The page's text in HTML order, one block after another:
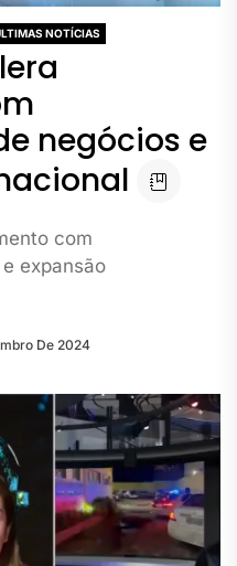
NOTÍCIAS
negócios e
com
expansão
De 2024